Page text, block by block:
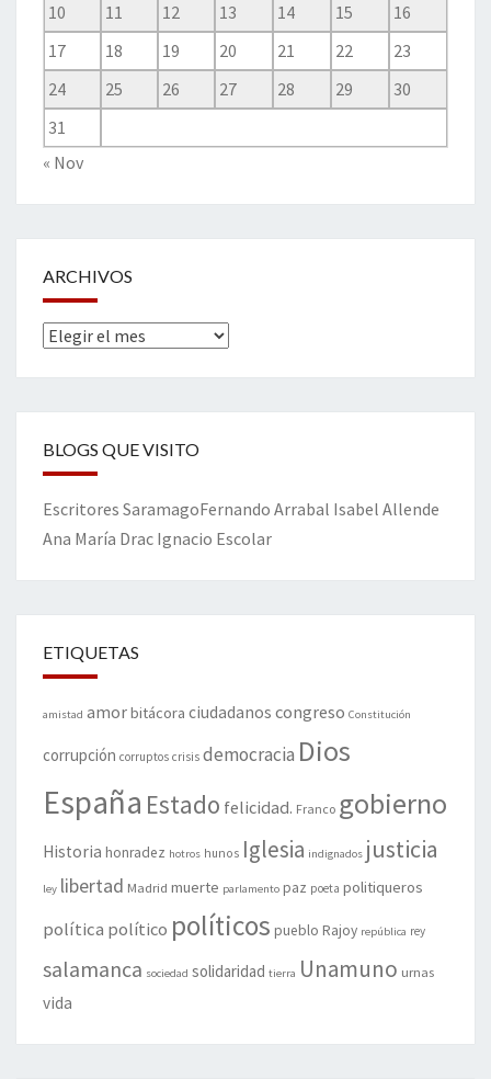
10
11 12 13 14 15
16
17
18 19 20 21 22
23
24
25 26 27 28 29
30
31
« Nov
ARCHIVOS
Archivos
BLOGS QUE VISITO
Escritores SaramagoFernando Arrabal Isabel Allende
Ana María Drac Ignacio Escolar
ETIQUETAS
amistad amorbitácora ciudadanos congreso Constitución
corrupción corruptos crisis democracia Dios
España Estado felicidad. Franco gobierno
Historia honradez hotros hunos Iglesia indignados justicia
ley libertad Madrid muerte parlamento paz poeta politiqueros
política político políticos pueblo Rajoy república rey
salamanca sociedad solidaridad tierra Unamuno urnas
vida